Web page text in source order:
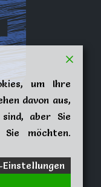
um Ihre
davon aus,
aber Sie
möchten.
Einstellungen